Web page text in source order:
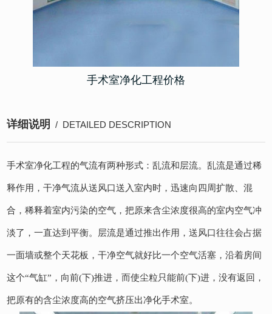
手术室净化工程价格
详细说明 / DETAILED DESCRIPTION
手术室净化工程的气流有两种形式：乱流和层流。乱流是通过稀
释作用，干净气流从送风口送入室内时，迅速向四周扩散、混
合，稀释着室内污染的空气，把原来含尘浓度很高的室内空气冲
淡了，一直达到平衡。层流是通过推出作用，送风口往往会占据
一面墙或整个天花板，干净空气就好比一个空气活塞，沿着房间
这个“气缸”，向前(下)推进，而使尘粒只能前(下)进，没有返回，
把原有的含尘浓度高的空气挤压出净化手术室。